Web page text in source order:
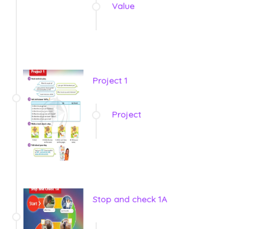
Value
Project 1
Project
Stop and check 1A